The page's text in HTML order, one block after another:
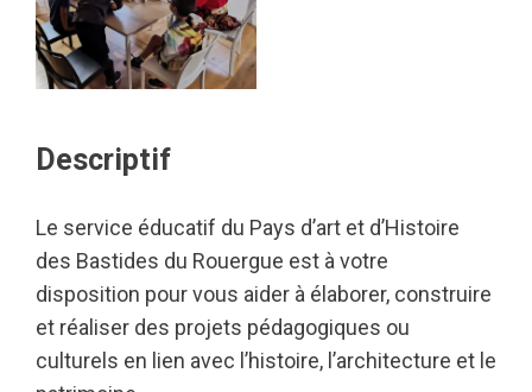
Descriptif
Le service éducatif du Pays d’art et d’Histoire
des Bastides du Rouergue est à votre
disposition pour vous aider à élaborer, construire
et réaliser des projets pédagogiques ou
culturels en lien avec l’histoire, l’architecture et le